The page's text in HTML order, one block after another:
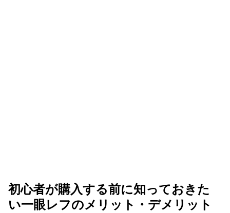
初心者が購入する前に知っておきた
い一眼レフのメリット・デメリット